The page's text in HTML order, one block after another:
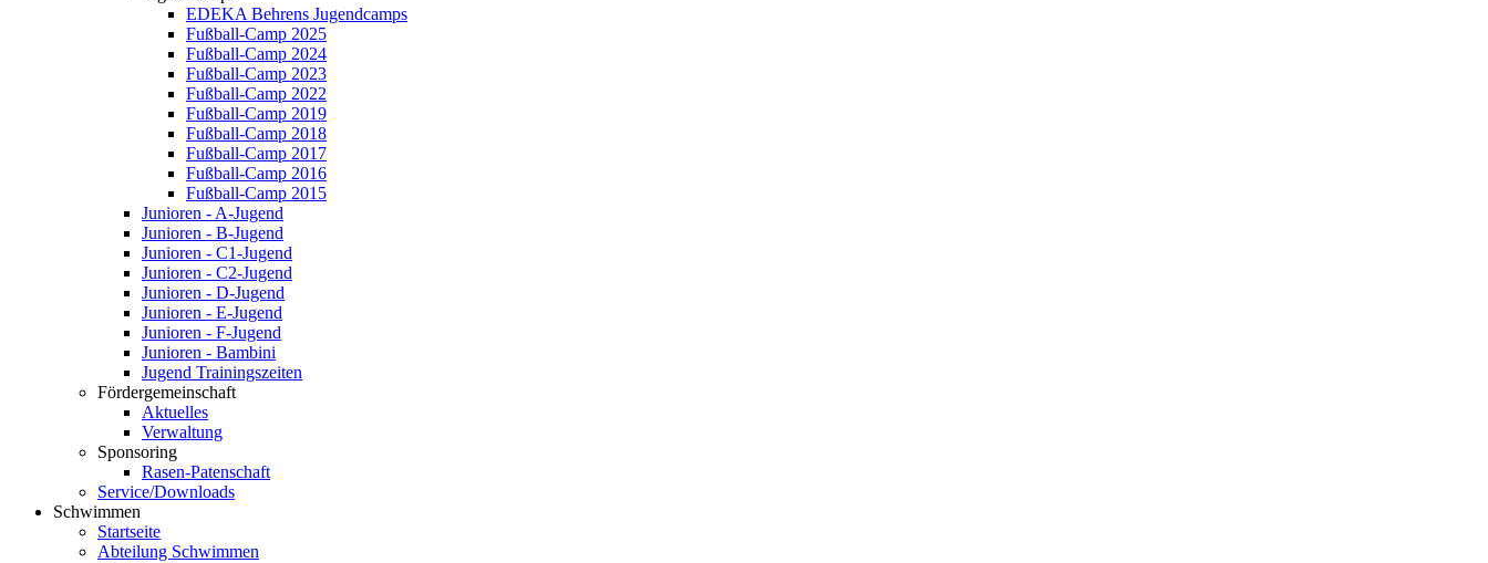
EDEKA Behrens Jugendcamps
Fußball-Camp 2025
Fußball-Camp 2024
Fußball-Camp 2023
Fußball-Camp 2022
Fußball-Camp 2019
Fußball-Camp 2018
Fußball-Camp 2017
Fußball-Camp 2016
Fußball-Camp 2015
Junioren - A-Jugend
Junioren - B-Jugend
Junioren - C1-Jugend
Junioren - C2-Jugend
Junioren - D-Jugend
Junioren - E-Jugend
Junioren - F-Jugend
Junioren - Bambini
Jugend Trainingszeiten
Fördergemeinschaft
Aktuelles
Verwaltung
Sponsoring
Rasen-Patenschaft
Service/Downloads
Schwimmen
Startseite
Abteilung Schwimmen